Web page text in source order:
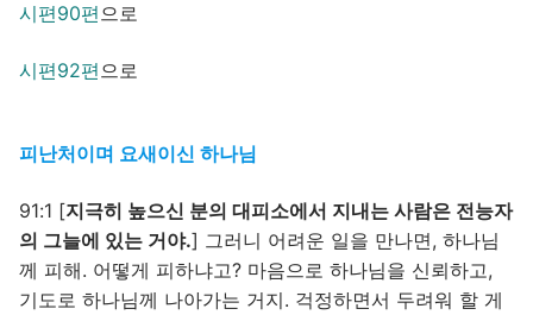
시편90편으로
시편92편으로
피난처이며 요새이신 하나님
91:1 [지극히 높으신 분의 대피소에서 지내는 사람은 전능자
의 그늘에 있는 거야.] 그러니 어려운 일을 만나면, 하나님
께 피해. 어떻게 피하냐고? 마음으로 하나님을 신뢰하고,
기도로 하나님께 나아가는 거지. 걱정하면서 두려워 할 게